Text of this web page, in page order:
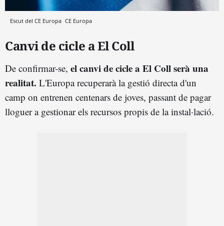
Escut del CE Europa CE Europa
Canvi de cicle a El Coll
De confirmar-se, el canvi de cicle a El Coll serà una
realitat. L'Europa recuperarà la gestió directa d'un
camp on entrenen centenars de joves, passant de pagar
lloguer a gestionar els recursos propis de la instal·lació.